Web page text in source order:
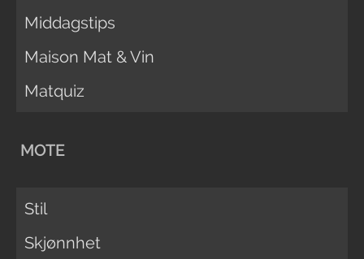
Middagstips
Maison Mat & Vin
Matquiz
MOTE
Stil
Skjønnhet